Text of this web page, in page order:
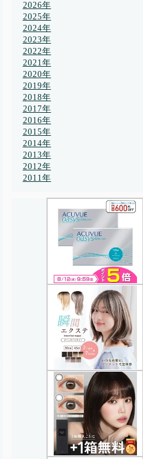
2026年
2025年
2024年
2023年
2022年
2021年
2020年
2019年
2018年
2017年
2016年
2015年
2014年
2013年
2012年
2011年